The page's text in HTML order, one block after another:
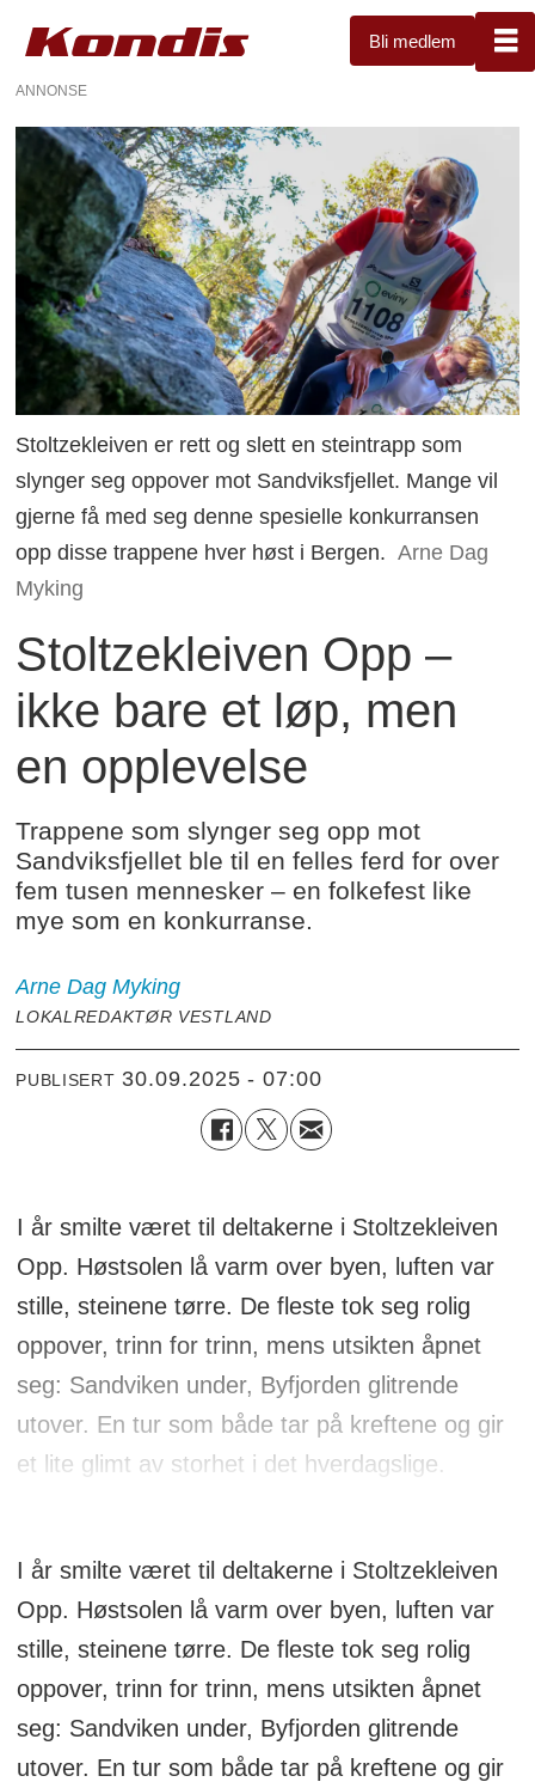
Bli medlem
ANNONSE
Stoltzekleiven er rett og slett en steintrapp som
slynger seg oppover mot Sandviksfjellet. Mange vil
gjerne få med seg denne spesielle konkurransen
opp disse trappene hver høst i Bergen. Arne Dag
Myking
Stoltzekleiven Opp –
ikke bare et løp, men
en opplevelse
Trappene som slynger seg opp mot
Sandviksfjellet ble til en felles ferd for over
fem tusen mennesker – en folkefest like
mye som en konkurranse.
Arne Dag Myking
LOKALREDAKTØR VESTLAND
PUBLISERT 30.09.2025 - 07:00
I år smilte været til deltakerne i Stoltzekleiven
Opp. Høstsolen lå varm over byen, luften var
stille, steinene tørre. De fleste tok seg rolig
oppover, trinn for trinn, mens utsikten åpnet
seg: Sandviken under, Byfjorden glitrende
utover. En tur som både tar på kreftene og gir
et lite glimt av storhet i det hverdagslige.
I år smilte været til deltakerne i Stoltzekleiven
Opp. Høstsolen lå varm over byen, luften var
stille, steinene tørre. De fleste tok seg rolig
oppover, trinn for trinn, mens utsikten åpnet
seg: Sandviken under, Byfjorden glitrende
utover. En tur som både tar på kreftene og gir